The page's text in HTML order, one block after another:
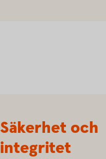
Säkerhet och
integritet